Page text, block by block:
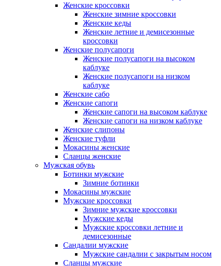
Женские кроссовки
Женские зимние кроссовки
Женские кеды
Женские летние и демисезонные
кроссовки
Женские полусапоги
Женские полусапоги на высоком
каблуке
Женские полусапоги на низком
каблуке
Женские сабо
Женские сапоги
Женские сапоги на высоком каблуке
Женские сапоги на низком каблуке
Женские слипоны
Женские туфли
Мокасины женские
Сланцы женские
Мужская обувь
Ботинки мужские
Зимние ботинки
Мокасины мужские
Мужские кроссовки
Зимние мужские кроссовки
Мужские кеды
Мужские кроссовки летние и
демисезонные
Сандалии мужские
Мужские сандалии с закрытым носом
Сланцы мужские